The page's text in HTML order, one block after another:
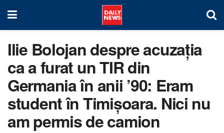
Ilie Bolojan despre acuzația
ca a furat un TIR din
Germania în anii ’90: Eram
student în Timișoara. Nici nu
am permis de camion